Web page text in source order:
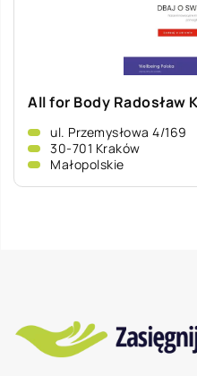
All for Body Radosław
ul. Przemysłowa 4/169
30-701 Kraków
Małopolskie